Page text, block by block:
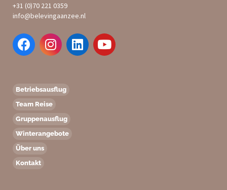
+31 (0)70 221 0359
info@belevingaanzee.nl
Betriebsausflug
Team Reise
Gruppenausflug
Winterangebote
Über uns
Kontakt